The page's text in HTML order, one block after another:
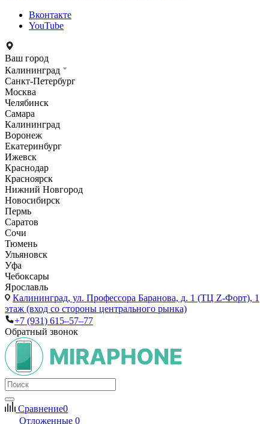
Вконтакте
YouTube
Ваш город
Калининград
Санкт-Петербург
Москва
Челябинск
Самара
Калининград
Воронеж
Екатеринбург
Ижевск
Краснодар
Красноярск
Нижний Новгород
Новосибирск
Пермь
Саратов
Сочи
Тюмень
Ульяновск
Уфа
Чебоксары
Ярославль
Калининград, ул. Профессора Баранова, д. 1 (ТЦ Z-Форт), 1
этаж (вход со стороны центрального рынка)
+7 (931) 615‒57‒77
Обратный звонок
Сравнение0
Отложенные 0